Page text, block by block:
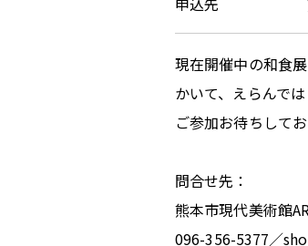
現在開催中の和食
かいて、えらんで
ご参加お待ちしてお
問合せ先：
熊本市現代美術館
096-356-5377／